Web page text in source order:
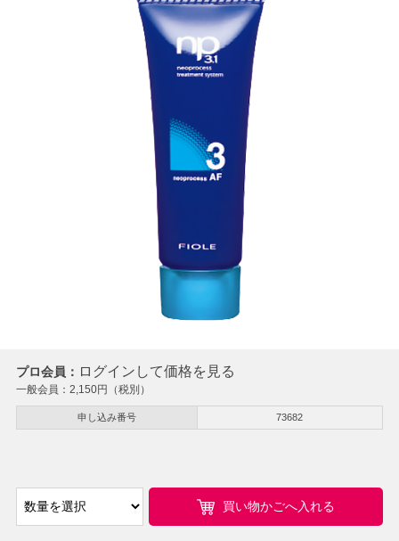
プロ会員： ログインして価格を見る
一般会員： 2,150円（税別）
申し込み番号 73682
買い物かごへ入れる